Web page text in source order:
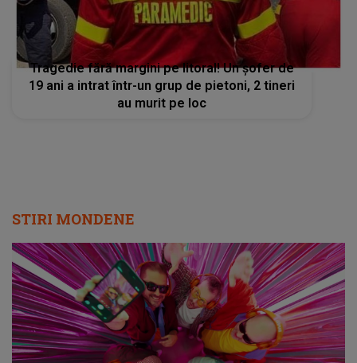
Tragedie fără margini pe litoral! Un șofer de
19 ani a intrat într-un grup de pietoni, 2 tineri
au murit pe loc
STIRI MONDENE